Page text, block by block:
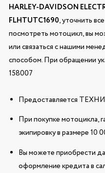
HARLEY-DAVIDSON
FLHTUTC1690, уточнить
посмотреть мотоцикл, вы
или связаться с нашими
способом. При обращении
158007
Предоставляется
При покупке мотоцикла,
экипировку в размере 10
Вы можете приобрести
оформление кредита в